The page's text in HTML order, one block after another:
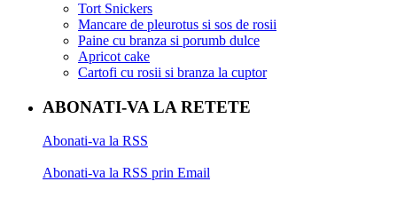
Tort Snickers
Mancare de pleurotus si sos de rosii
Paine cu branza si porumb dulce
Apricot cake
Cartofi cu rosii si branza la cuptor
ABONATI-VA LA RETETE
Abonati-va la RSS
Abonati-va la RSS prin Email